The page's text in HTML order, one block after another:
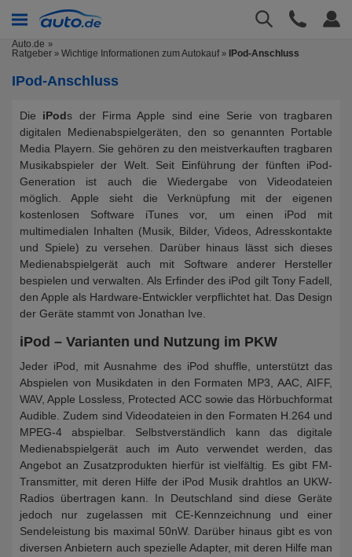
Auto.de
Ratgeber » Wichtige Informationen zum Autokauf» IPod-Anschluss
IPod-Anschluss
Die iPods der Firma Apple sind eine Serie von tragbaren
digitalen Medienabspielgeräten, den so genannten Portable
Media Playern. Sie gehören zu den meistverkauften tragbaren
Musikabspieler der Welt. Seit Einführung der fünften iPod-
Generation ist auch die Wiedergabe von Videodateien
möglich. Apple sieht die Verknüpfung mit der eigenen
kostenlosen Software iTunes vor, um einen iPod mit
multimedialen Inhalten (Musik, Bilder, Videos, Adresskontakte
und Spiele) zu versehen. Darüber hinaus lässt sich dieses
Medienabspielgerät auch mit Software anderer Hersteller
bespielen und verwalten. Als Erfinder des iPod gilt Tony Fadell,
den Apple als Hardware-Entwickler verpflichtet hat. Das Design
der Geräte stammt von Jonathan Ive.
iPod – Varianten und Nutzung im PKW
Jeder iPod, mit Ausnahme des iPod shuffle, unterstützt das
Abspielen von Musikdaten in den Formaten MP3, AAC, AIFF,
WAV, Apple Lossless, Protected ACC sowie das Hörbuchformat
Audible. Zudem sind Videodateien in den Formaten H.264 und
MPEG-4 abspielbar. Selbstverständlich kann das digitale
Medienabspielgerät auch im Auto verwendet werden, das
Angebot an Zusatzprodukten hierfür ist vielfältig. Es gibt FM-
Transmitter, mit deren Hilfe der iPod Musik drahtlos an UKW-
Radios übertragen kann. In Deutschland sind diese Geräte
jedoch nur zugelassen mit CE-Kennzeichnung und einer
Sendeleistung bis maximal 50nW. Darüber hinaus gibt es von
diversen Anbietern auch spezielle Adapter, mit deren Hilfe man